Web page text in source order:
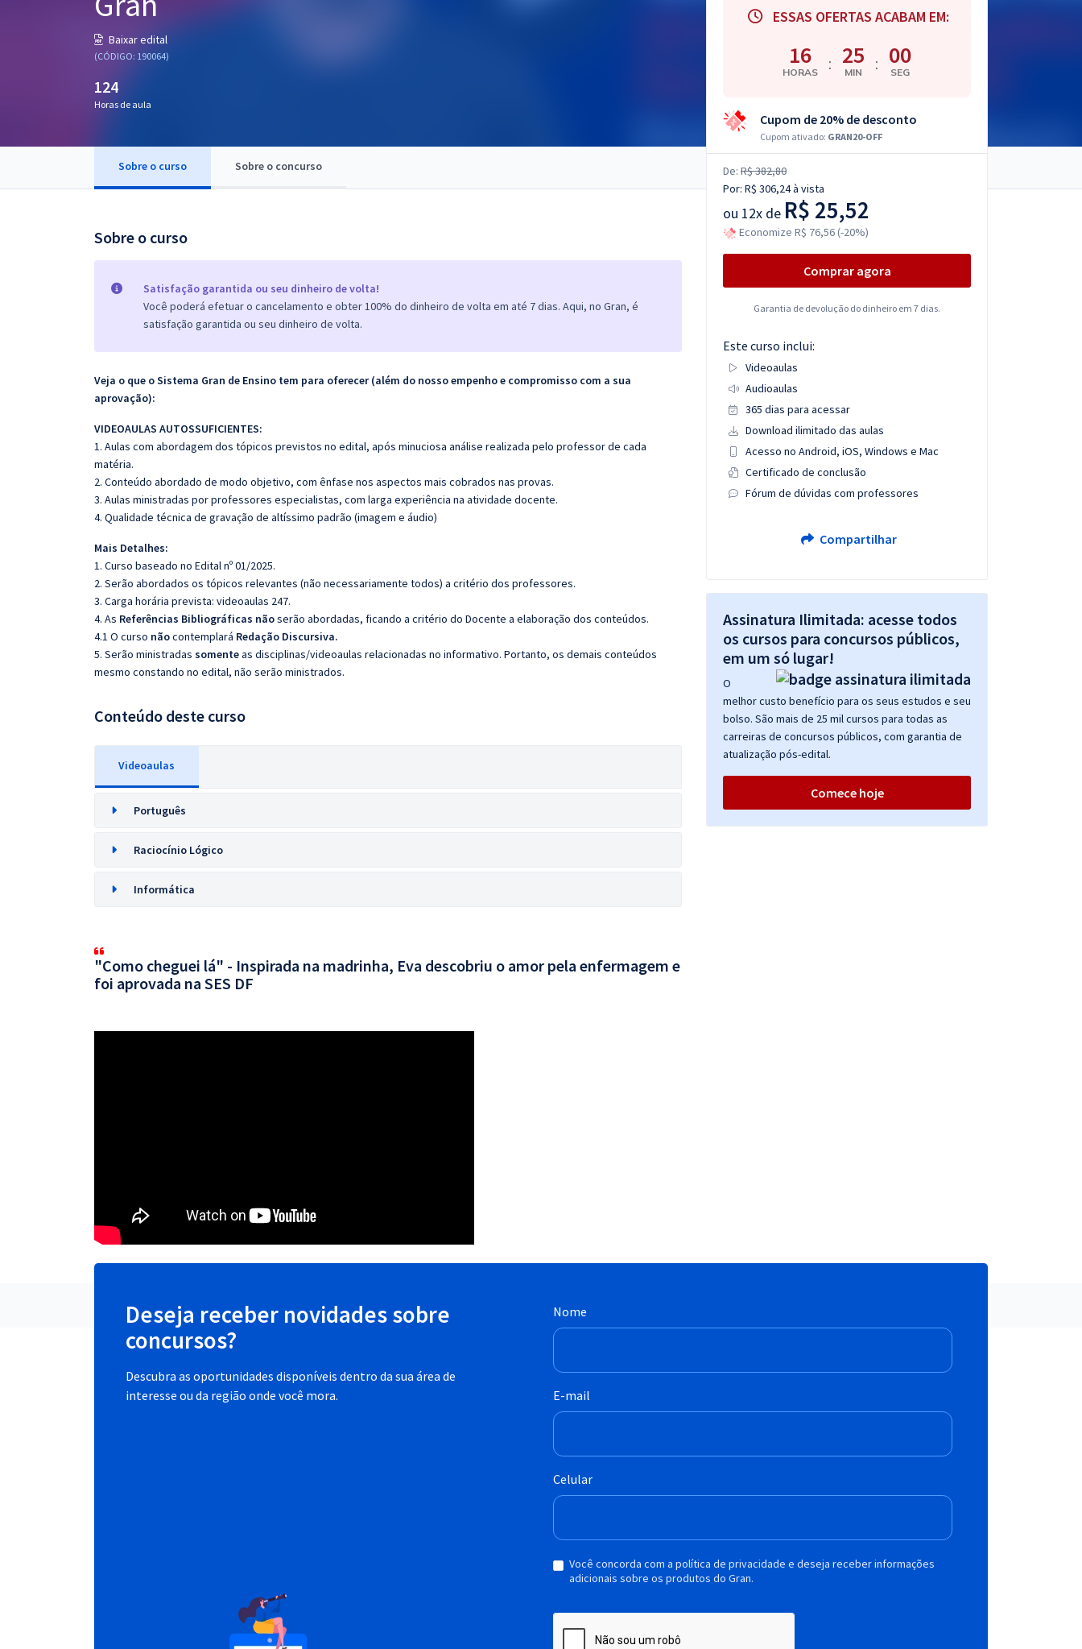
Baixar edital
(CÓDIGO: 190064)
124
Horas de aula
Sobre o curso Sobre o concurso
Sobre o curso
Satisfação garantida ou seu dinheiro de volta!
Você poderá efetuar o cancelamento e obter 100% do dinheiro de volta em até 7 dias. Aqui, no Gran, é
satisfação garantida ou seu dinheiro de volta.
Veja o que o Sistema Gran de Ensino tem para oferecer (além do nosso empenho e compromisso com a sua
aprovação):
VIDEOAULAS AUTOSSUFICIENTES:
1. Aulas com abordagem dos tópicos previstos no edital, após minuciosa análise realizada pelo professor de cada
matéria.
2. Conteúdo abordado de modo objetivo, com ênfase nos aspectos mais cobrados nas provas.
3. Aulas ministradas por professores especialistas, com larga experiência na atividade docente.
4. Qualidade técnica de gravação de altíssimo padrão (imagem e áudio)
Mais Detalhes:
1. Curso baseado no Edital nº 01/2025.
2. Serão abordados os tópicos relevantes (não necessariamente todos) a critério dos professores.
3. Carga horária prevista: videoaulas 247.
4. As Referências Bibliográficas nãoserão abordadas, ficando a critério do Docente a elaboração dos conteúdos.
4.1 O curso nãocontemplará Redação Discursiva.
5. Serão ministradas somenteas disciplinas/videoaulas relacionadas no informativo. Portanto, os demais conteúdos
mesmo constando no edital, não serão ministrados.
Conteúdo deste curso
Videoaulas
Português
Raciocínio Lógico
Informática
"Como cheguei lá" - Inspirada na madrinha, Eva descobriu o amor pela enfermagem e
foi aprovada na SES DF
ESSAS OFERTAS ACABAM EM:
16
HORAS : 24
MIN : 59
SEG
Cupom de 20% de desconto
Cupom ativado: GRAN20-OFF
De: R$ 382,80
Por: R$ 306,24à vista
ou 12x de R$ 25,52
Economize R$ 76,56 (-20%)
Comprar agora
Garantia de devolução do dinheiro em 7 dias.
Este curso inclui:
Videoaulas
Audioaulas
365 dias para acessar
Download ilimitado das aulas
Acesso no Android, iOS, Windows e Mac
Certificado de conclusão
Fórum de dúvidas com professores
Compartilhar
Assinatura Ilimitada: acesse todos
os cursos para concursos públicos,
em um só lugar!
O
melhor custo benefício para os seus estudos e seu
bolso. São mais de 25 mil cursos para todas as
carreiras de concursos públicos, com garantia de
atualização pós-edital.
Comece hoje
Deseja receber novidades sobre
concursos?
Descubra as oportunidades disponíveis dentro da sua área de
interesse ou da região onde você mora.
Nome
E-mail
Celular
Você concorda com a política de privacidade e deseja receber informações
adicionais sobre os produtos do Gran.